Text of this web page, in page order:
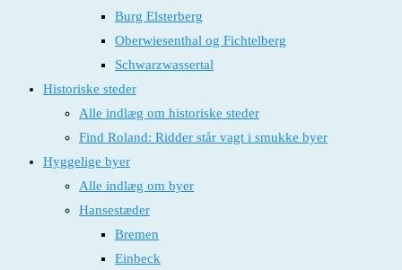
Burg Elsterberg
Oberwiesenthal og Fichtelberg
Schwarzwassertal
Historiske steder
Alle indlæg om historiske steder
Find Roland: Ridder står vagt i smukke byer
Hyggelige byer
Alle indlæg om byer
Hansestæder
Bremen
Einbeck